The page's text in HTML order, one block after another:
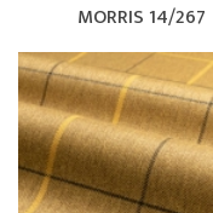
MORRIS 14/267